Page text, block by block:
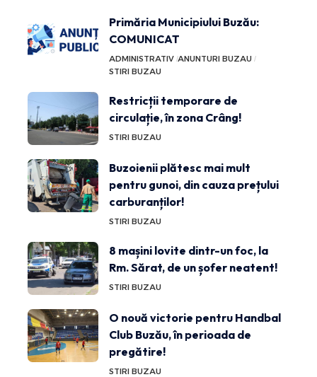
Primăria Municipiului Buzău:
COMUNICAT
ADMINISTRATIV ANUNTURI BUZAU
STIRI BUZAU
Restricții temporare de
circulație, în zona Crâng!
STIRI BUZAU
Buzoienii plătesc mai mult
pentru gunoi, din cauza prețului
carburanților!
STIRI BUZAU
8 mașini lovite dintr-un foc, la
Rm. Sărat, de un șofer neatent!
STIRI BUZAU
O nouă victorie pentru Handbal
Club Buzău, în perioada de
pregătire!
STIRI BUZAU